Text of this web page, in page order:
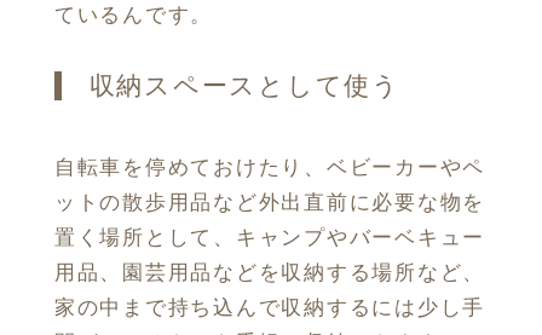
ているんです。
収納スペースとして使う
自転車を停めておけたり、ベビーカーやペ
ットの散歩用品など外出直前に必要な物を
置く場所として、キャンプやバーベキュー
用品、園芸用品などを収納する場所など、
家の中まで持ち込んで収納するには少し手